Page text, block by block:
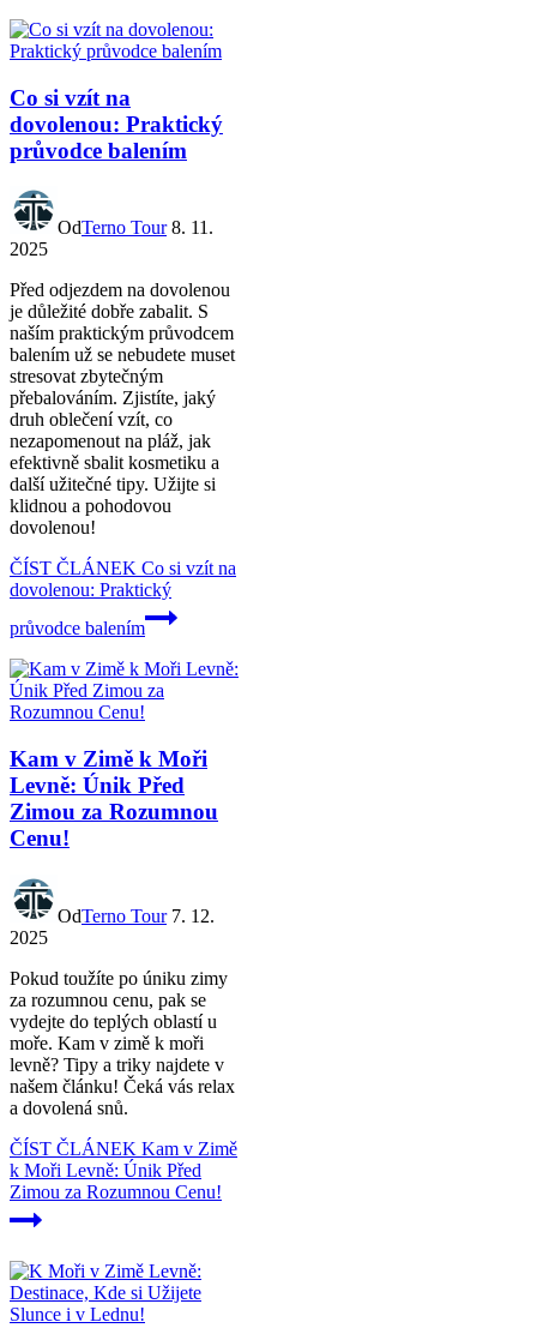
Co si vzít na
dovolenou: Praktický
průvodce balením
OdTerno Tour 8. 11.
2025
Před odjezdem na dovolenou
je důležité dobře zabalit. S
naším praktickým průvodcem
balením už se nebudete muset
stresovat zbytečným
přebalováním. Zjistíte, jaký
druh oblečení vzít, co
nezapomenout na pláž, jak
efektivně sbalit kosmetiku a
další užitečné tipy. Užijte si
klidnou a pohodovou
dovolenou!
ČÍST ČLÁNEK Co si vzít na
dovolenou: Praktický
průvodce balením
Kam v Zimě k Moři
Levně: Únik Před
Zimou za Rozumnou
Cenu!
OdTerno Tour 7. 12.
2025
Pokud toužíte po úniku zimy
za rozumnou cenu, pak se
vydejte do teplých oblastí u
moře. Kam v zimě k moři
levně? Tipy a triky najdete v
našem článku! Čeká vás relax
a dovolená snů.
ČÍST ČLÁNEK Kam v Zimě
k Moři Levně: Únik Před
Zimou za Rozumnou Cenu!